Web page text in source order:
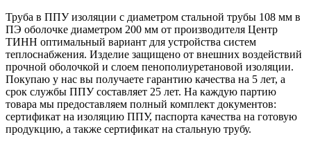
Труба в ППУ изоляции с диаметром стальной трубы 108 мм в
ПЭ оболочке диаметром 200 мм от производителя Центр
ТИНН оптимальный вариант для устройства систем
теплоснабжения. Изделие защищено от внешних воздействий
прочной оболочкой и слоем пенополиуретановой изоляции.
Покупаю у нас вы получаете гарантию качества на 5 лет, а
срок службы ППУ составляет 25 лет. На каждую партию
товара мы предоставляем полный комплект документов:
сертификат на изоляцию ППУ, паспорта качества на готовую
продукцию, а также сертификат на стальную трубу.